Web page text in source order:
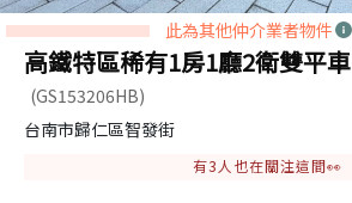
此為其他仲介業者物件
高鐵特區稀有1房1廳2衛雙平車
(GS153206HB)
台南市歸仁區智發街
有3 人也在關注這間👀